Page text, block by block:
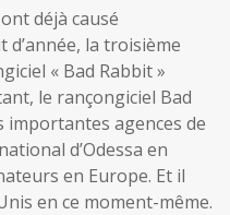
déjà causé
la troisième
« Bad Rabbit »
le rançongiciel Bad
importantes agences de
d’Odessa en
en Europe. Et il
en ce moment-même.